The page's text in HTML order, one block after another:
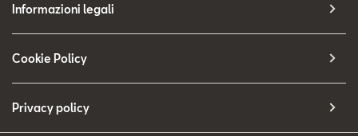
Informazioni legali
Cookie Policy
Privacy policy